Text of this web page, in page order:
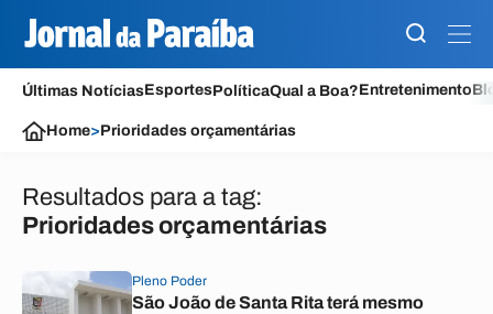
Últimas NotíciasEsportesPolíticaQual a Boa?Entretenimento
Home>Prioridades orçamentárias
Resultados para a tag:
Prioridades orçamentárias
Pleno Poder
São João de Santa Rita terá mesmo